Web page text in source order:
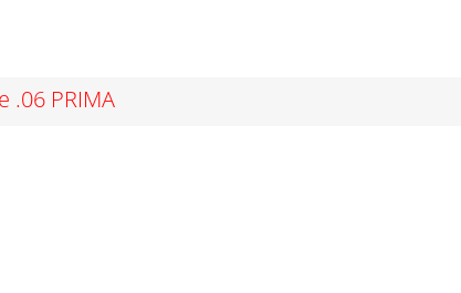
.06 PRIMA